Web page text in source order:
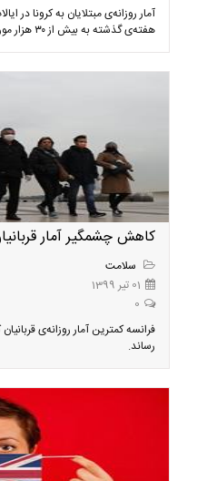
آمار روزانه‌ی مبتلایان به کرونا در
هفته‌ی گذشته به بیش از ۳۰ هزار مورد جدید در روز رسید.
کاهش چشمگیر آمار
سلامت
01 تیر 1399
0
فرانسه کمترین آمار روزانه‌ی
رساند.